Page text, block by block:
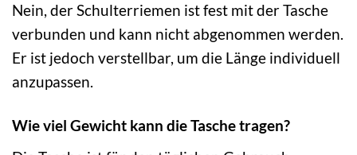
Nein, der Schulterriemen ist fest mit der Tasche
verbunden und kann nicht abgenommen werden.
Er ist jedoch verstellbar, um die Länge individuell
anzupassen.
Wie viel Gewicht kann die Tasche tragen?